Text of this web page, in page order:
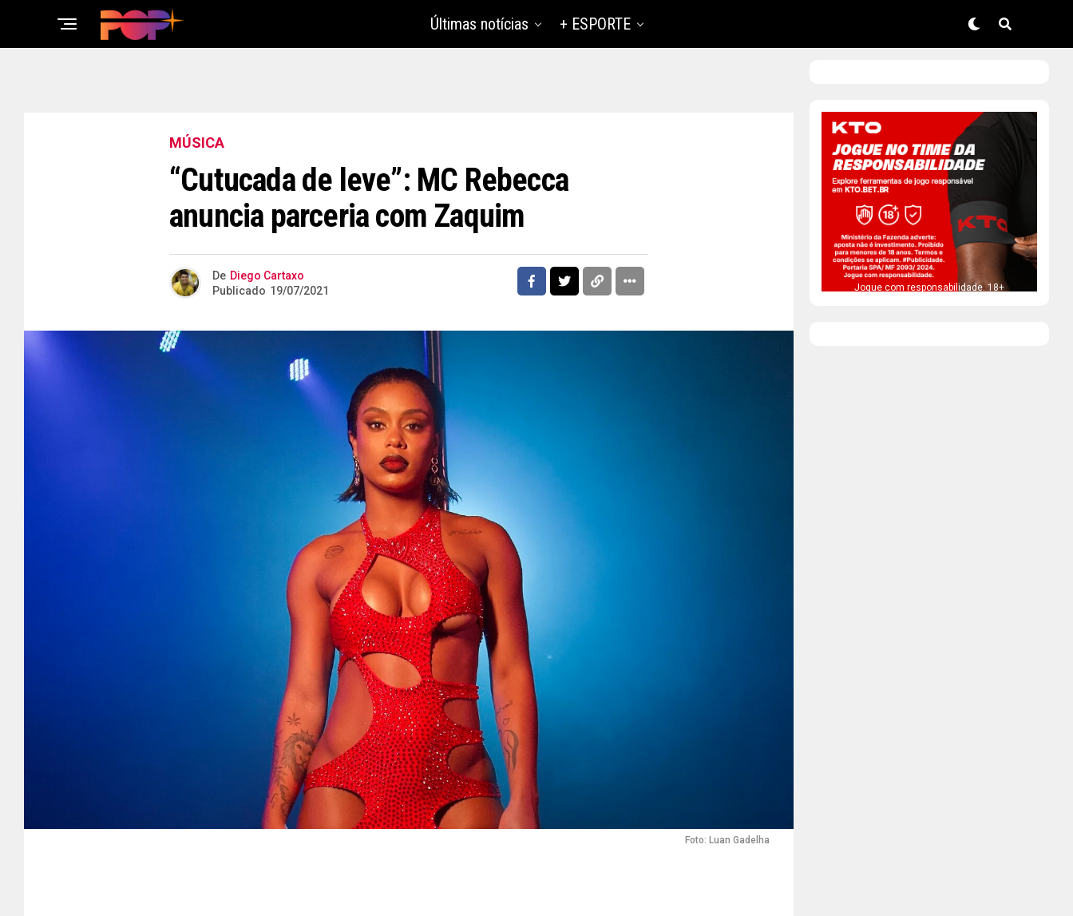
Últimas notícias + ESPORTE
MÚSICA
“Cutucada de leve”: MC Rebecca
anuncia parceria com Zaquim
De Diego Cartaxo
Publicado 19/07/2021
Foto: Luan Gadelha
Jogue com responsabilidade. 18+